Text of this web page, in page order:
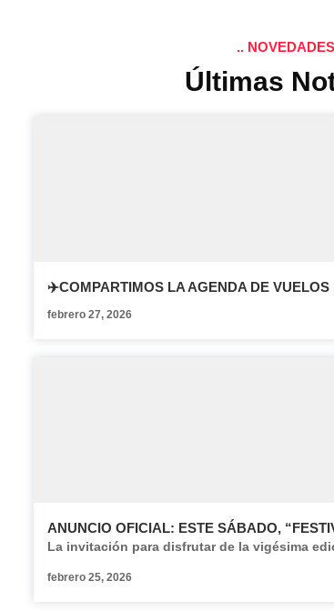
..
Últimas
✈️COMPARTIMOS LA AGENDA DE
febrero 27, 2026
ANUNCIO OFICIAL: ESTE SÁBADO,
La invitación para disfrutar de la vigésima
febrero 25, 2026